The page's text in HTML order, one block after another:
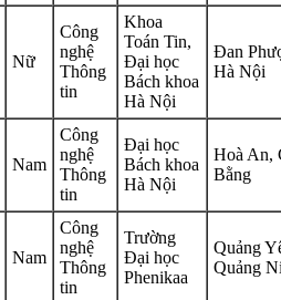
Nữ
Công
nghệ
Thông
tin
Khoa
Toán Tin,
Đại học
Bách khoa
Hà Nội
Đan
Hà Nội
Nam
Công
nghệ
Thông
tin
Đại học
Bách khoa
Hà Nội
Hoà An,
Bằng
Nam
Công
nghệ
Thông
tin
Trường
Đại học
Phenikaa
Quảng
Quảng